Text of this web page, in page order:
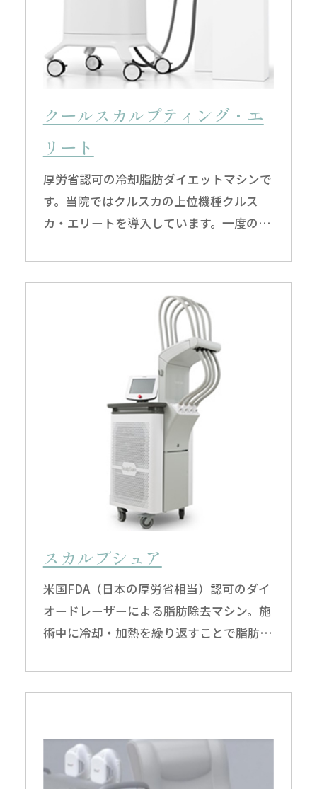
クールスカルプティング・エ
リート
厚労省認可の冷却脂肪ダイエットマシンで
す。当院ではクルスカの上位機種クルス
カ・エリートを導入しています。一度の施
です。
スカルプシュア
米国FDA（日本の厚労省相当）認可のダイ
オードレーザーによる脂肪除去マシン。施
術中に冷却・加熱を繰り返すことで脂肪を